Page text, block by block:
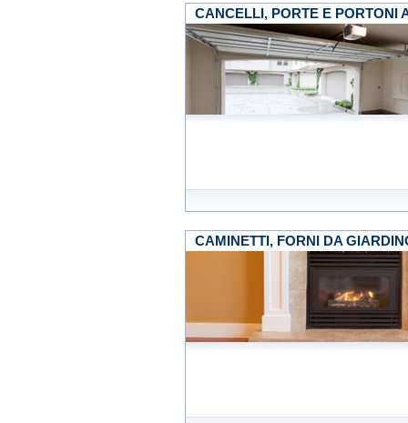
CANCELLI, PORTE E PORTONI
CAMINETTI, FORNI DA